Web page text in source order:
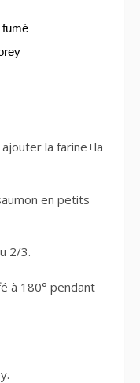
fumé
la farine+la
en petits
2/3.
à 180° pendant